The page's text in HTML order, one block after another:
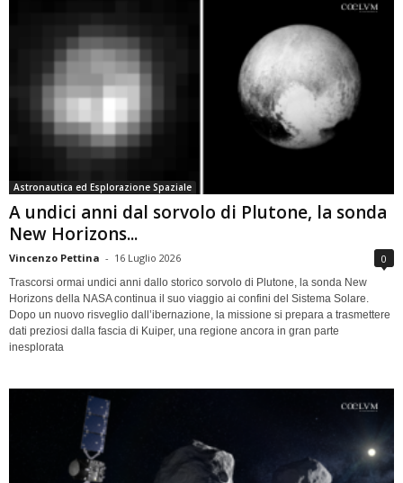
Astronautica ed Esplorazione Spaziale
A undici anni dal sorvolo di Plutone, la sonda
New Horizons...
Vincenzo Pettina - 16 Luglio 2026 0
Trascorsi ormai undici anni dallo storico sorvolo di Plutone, la sonda New
Horizons della NASA continua il suo viaggio ai confini del Sistema Solare.
Dopo un nuovo risveglio dall’ibernazione, la missione si prepara a trasmettere
dati preziosi dalla fascia di Kuiper, una regione ancora in gran parte
inesplorata